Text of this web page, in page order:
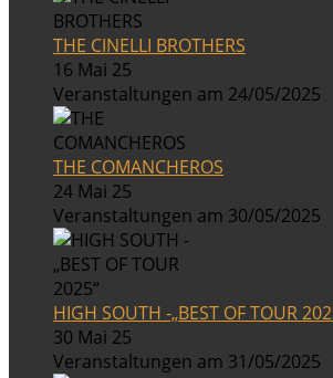
THE CINELLI BROTHERS
16 Mai 25
Veranstaltungen am 24/05/2025
THE COMANCHEROS
24 Mai 25
Veranstaltungen am 30/05/2025
HIGH SOUTH -„BEST OF TOUR
30 Mai 25
Veranstaltungen am 31/05/2025